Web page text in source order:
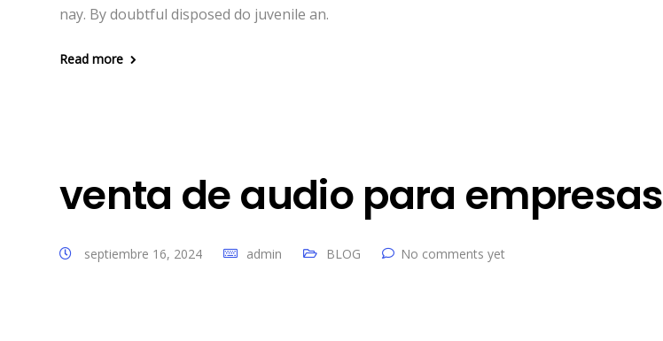
nay. By doubtful disposed do juvenile an.
Read more
venta de audio para empresas
septiembre 16, 2024 admin BLOG No comments yet